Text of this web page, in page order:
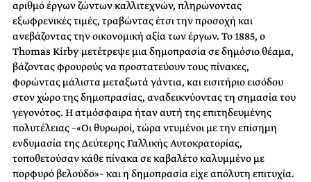
αριθμό έργων ζώντων καλλιτεχνών, πληρώνοντας
εξωφρενικές τιμές, τραβώντας έτσι την προσοχή και
ανεβάζοντας την οικονομική αξία των έργων. Το 1885, ο
Thomas Kirby μετέτρεψε μια δημοπρασία σε δημόσιο θέαμα,
βάζοντας φρουρούς να προστατεύουν τους πίνακες,
φορώντας μάλιστα μεταξωτά γάντια, και εισιτήριο εισόδου
στον χώρο της δημοπρασίας, αναδεικνύοντας τη σημασία του
γεγονότος. Η ατμόσφαιρα ήταν αυτή της επιτηδευμένης
πολυτέλειας –«Οι θυρωροί, τώρα ντυμένοι με την επίσημη
ενδυμασία της Δεύτερης Γαλλικής Αυτοκρατορίας,
τοποθετούσαν κάθε πίνακα σε καβαλέτο καλυμμένο με
πορφυρό βελούδο»– και η δημοπρασία είχε απόλυτη επιτυχία.